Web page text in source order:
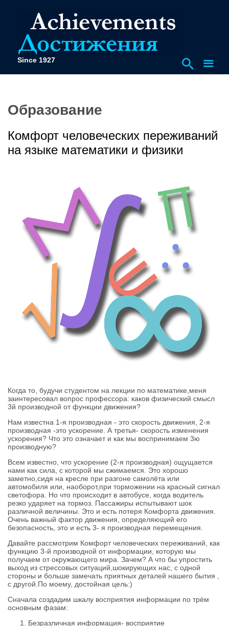
Since 1927
Образование
Комфорт человеческих переживаний
на языке математики и физики
Когда то, будучи студентом на лекции по математике,меня
заинтересовал вопрос профессора: каков физический смысл
3й производной от функции движения?
Нам известна 1-я производная - это скорость движения, 2-я
производная -это ускорение. А третья- скорость изменения
ускорения? Что это означает и как мы воспринимаем 3ю
производную?
Всем известно, что ускорение (2-я производная) ощущается
нами как сила, с которой мы сжимаемся. Это хорошо
заметно,сидя на кресле при разгоне самолёта или
автомобиля или, наоборот,при торможении на красный сигнал
светофора. Но что происходит в автобусе, когда водитель
резко ударяет на тормоз. Пассажиры испытывают шок
различной величины. Это и есть потеря Комфорта движения.
Очень важный фактор движения, определяющий его
безопасность, это и есть 3- я производная перемещения.
Давайте рассмотрим Комфорт человеческих переживаний, как
функцию 3-й производной от информации, которую мы
получаем от окружающего мира. Зачем? А что бы упростить
выход из стрессовых ситуаций,шокирующих нас, с одной
стороны и больше замечать приятных деталей нашего бытия ,
с другой.По моему, достойная цель:)
Сначала создадим шкалу восприятия информации по трём
основным фазам:
Безразличная информация- восприятие